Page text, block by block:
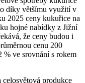
díky většímu využití v
2025 ceny kukuřice na
hojné nabídky z Jižní
že ceny budou i
cenu 200
% ve srovnání s rokem
produkce